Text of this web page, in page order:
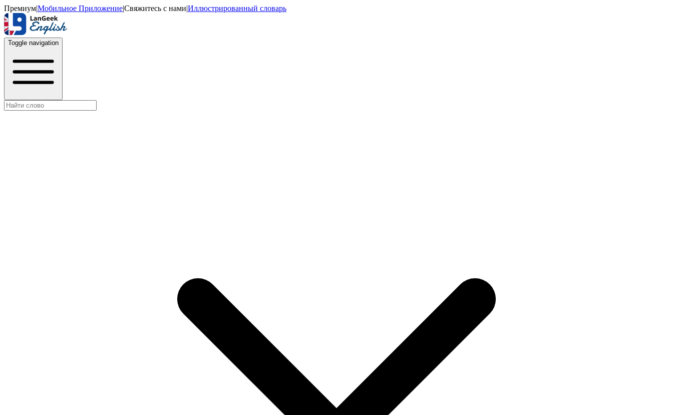
Премиум|Мобильное Приложение|Свяжитесь с нами|Иллюстрированный словарь
Toggle navigation